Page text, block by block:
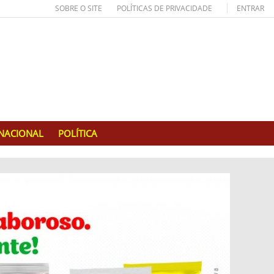
SOBRE O SITE POLÍTICAS DE PRIVACIDADE ENTRAR
POLÍTICA